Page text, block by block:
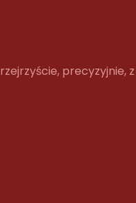
precyzyjnie, z